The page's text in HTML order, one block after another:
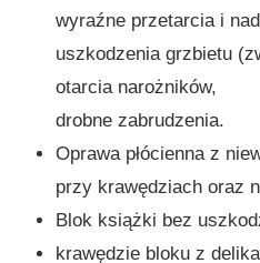
wyraźne przetarcia i
uszkodzenia grzbietu
otarcia narożników,
drobne zabrudzenia.
Oprawa płócienna z
przy krawędziach oraz
Blok książki bez
krawędzie bloku z